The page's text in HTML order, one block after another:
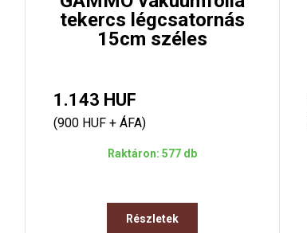
tekercs légcsatornás
15cm széles
1.143 HUF
(900 HUF + ÁFA)
Raktáron: 577 db
Részletek